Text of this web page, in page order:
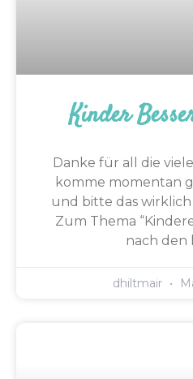
Kinder
Danke für all die
komme momentan
und bitte das
Zum Thema
nach den
dhiltmair